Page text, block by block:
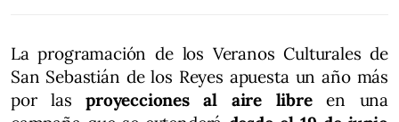
La programación de los Veranos Culturales de
San Sebastián de los Reyes apuesta un año más
por las proyecciones al aire libreen una